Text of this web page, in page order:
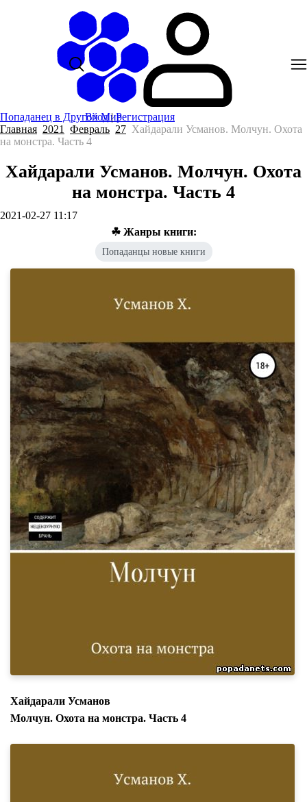
Попаданец в Другой Мир
Вход|Регистрация
Главная 2021 Февраль 27 Хайдарали Усманов. Молчун. Охота
на монстра. Часть 4
Хайдарали Усманов. Молчун. Охота
на монстра. Часть 4
2021-02-27 11:17
☘ Жанры книги:
Попаданцы новые книги
Хайдарали Усманов
Молчун. Охота на монстра. Часть 4